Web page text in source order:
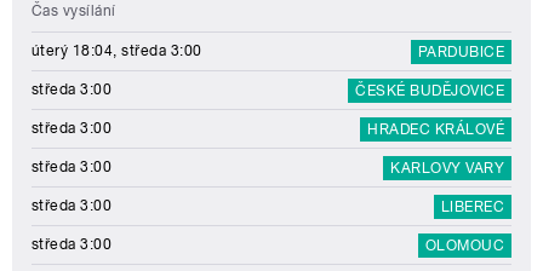
Čas vysílání
úterý 18:04, středa 3:00 PARDUBICE
středa 3:00 ČESKÉ BUDĚJOVICE
středa 3:00 HRADEC KRÁLOVÉ
středa 3:00 KARLOVY VARY
středa 3:00 LIBEREC
středa 3:00 OLOMOUC